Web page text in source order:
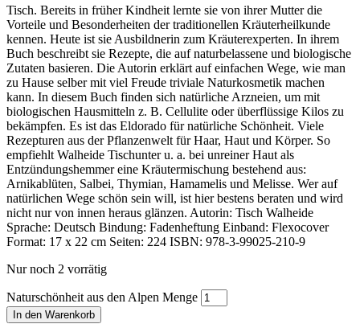
Tisch. Bereits in früher Kindheit lernte sie von ihrer Mutter die
Vorteile und Besonderheiten der traditionellen Kräuterheilkunde
kennen. Heute ist sie Ausbildnerin zum Kräuterexperten. In ihrem
Buch beschreibt sie Rezepte, die auf naturbelassene und biologische
Zutaten basieren. Die Autorin erklärt auf einfachen Wege, wie man
zu Hause selber mit viel Freude triviale Naturkosmetik machen
kann. In diesem Buch finden sich natürliche Arzneien, um mit
biologischen Hausmitteln z. B. Cellulite oder überflüssige Kilos zu
bekämpfen. Es ist das Eldorado für natürliche Schönheit. Viele
Rezepturen aus der Pflanzenwelt für Haar, Haut und Körper. So
empfiehlt Walheide Tischunter u. a. bei unreiner Haut als
Entzündungshemmer eine Kräutermischung bestehend aus:
Arnikablüten, Salbei, Thymian, Hamamelis und Melisse. Wer auf
natürlichen Wege schön sein will, ist hier bestens beraten und wird
nicht nur von innen heraus glänzen. Autorin: Tisch Walheide
Sprache: Deutsch Bindung: Fadenheftung Einband: Flexocover
Format: 17 x 22 cm Seiten: 224 ISBN: 978-3-99025-210-9
Nur noch 2 vorrätig
Naturschönheit aus den Alpen Menge
In den Warenkorb